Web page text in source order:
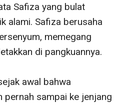
Safiza yang bulat
alami. Safiza berusaha
memegang
di pangkuannya.
awal bahwa
pernah sampai ke jenjang